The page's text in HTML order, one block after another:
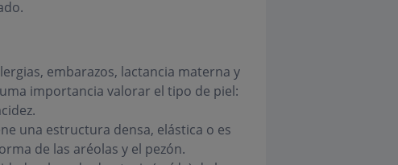
embarazos, lactancia materna y
importancia valorar el tipo de piel:
una estructura densa, elástica o es
de las aréolas y el pezón.